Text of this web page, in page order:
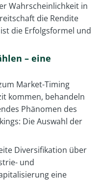
Wahrscheinlichkeit in
die Rendite
die Erfolgsformel und
– eine
Market-Timing
kommen, behandeln
Phänomen des
Die Auswahl der
Diversifikation über
und
eine